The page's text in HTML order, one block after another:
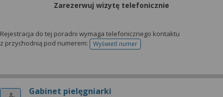
Zarezerwuj wizytę telefonicznie
Rejestracja do tej poradni wymaga telefonicznego kontaktu
z przychodnią pod numerem:
Wyświetl numertelefonu do rejestracji
Gabinet pielęgniarki